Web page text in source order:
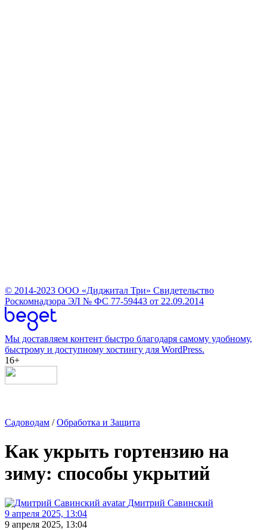
© 2014-2023 ООО «Диджитал Три» Свидетельство
Роскомнадзора ЭЛ № ФС 77-59443 от 22.09.2014
Мы доставляем контент быстро благодаря самому удобному,
быстрому и доступному хостингу для WordPress.
16+
Садоводам /Обработка и Защита
Как укрыть гортензию на
зиму: способы укрытий
Дмитрий Савинский
9 апреля 2025, 13:04
9 апреля 2025, 13:04